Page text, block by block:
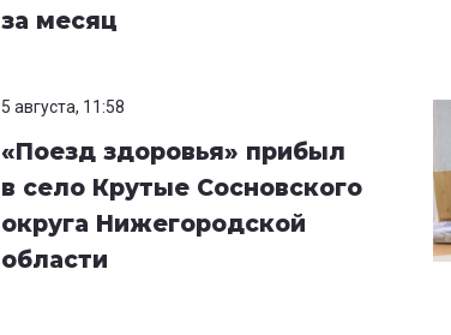
за месяц
5 августа, 11:58
«Поезд здоровья» прибыл
в село Крутые Сосновского
округа Нижегородской
области